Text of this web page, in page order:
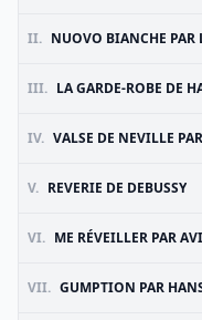
II. NUOVO BIANCHE
III. LA GARDE-ROBE DE
IV. VALSE DE NEVILLE
V. REVERIE DE DEBUSSY
VI. ME RÉVEILLER PAR
VII. GUMPTION PAR